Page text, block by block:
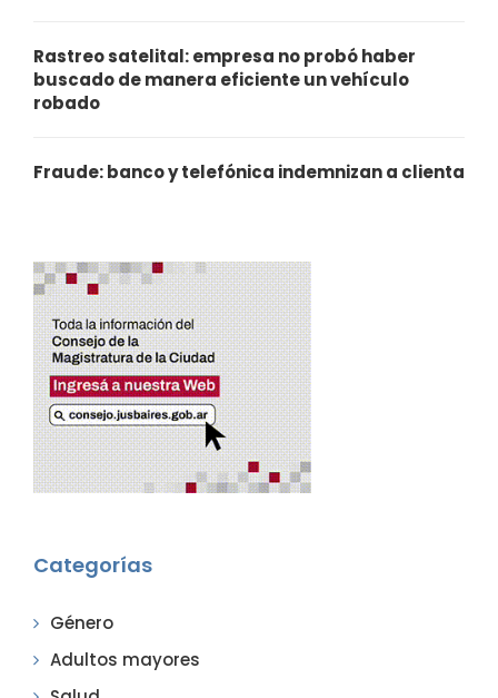
Rastreo satelital: empresa no probó haber
buscado de manera eficiente un vehículo
robado
Fraude: banco y telefónica indemnizan a clienta
Categorías
Género
Adultos mayores